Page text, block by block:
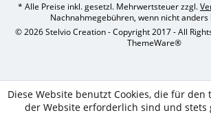
* Alle Preise inkl. gesetzl. Mehrwertsteuer zzgl.
Nachnahmegebühren, wenn nicht
© 2026 Stelvio Creation - Copyright 2017 - All
ThemeWare®
Diese Website benutzt Cookies, die für den
der Website erforderlich sind und stets